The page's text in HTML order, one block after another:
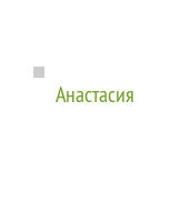
Анастасия